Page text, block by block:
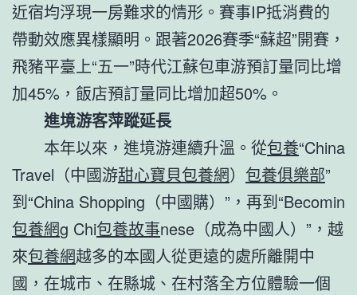
近宿均浮現一房難求的情形。賽事IP抵消費的
帶動效應異樣顯明。跟著2026賽季“蘇超”開賽，
飛豬平臺上“五一”時代江蘇包車游預訂量同比增
加45%，飯店預訂量同比增加超50%。
進境游客萍蹤延長
本年以來，進境游連續升溫。從包養“China
Travel（中國游甜心寶貝包養網） 包養俱樂部”
到“China Shopping（中國購）”，再到“Becomin
包養網g Chi包養故事nese（成為中國人）”，越
來包養網越多的本國人從更遠的處所離開中
國，在城市、在縣城、在村落全方位體驗一個